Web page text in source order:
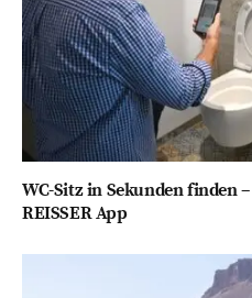
WC-Sitz in Sekunden finden
REISSER App